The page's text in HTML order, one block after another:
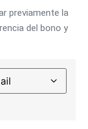
previamente la
del bono y